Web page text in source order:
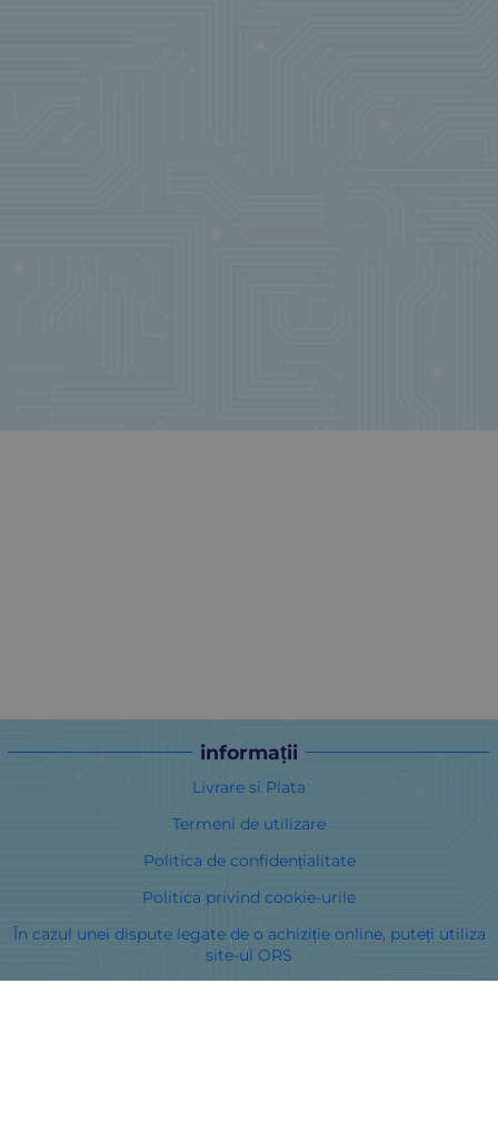
informații
Livrare si Plata
Termeni de utilizare
Politica de confidențialitate
Politica privind cookie-urile
În cazul unei dispute legate de o achiziție online, puteți utiliza
site-ul ORS